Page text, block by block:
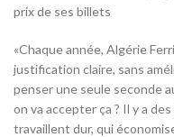
prix de ses billets
«Chaque année, Algérie
justification claire, sans
penser une seule seconde
on va accepter ça ? Il y a
travaillent dur, qui